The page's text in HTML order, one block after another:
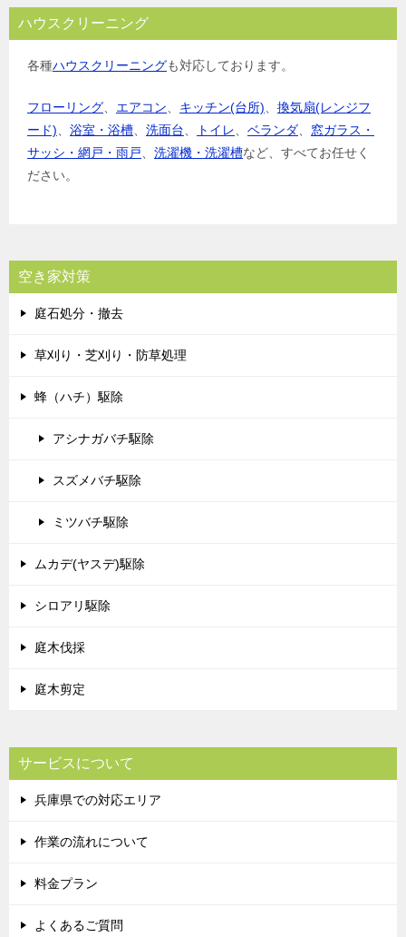
ハウスクリーニング
各種ハウスクリーニングも対応しております。
フローリング エアコン キッチン(台所)
換気扇(レンジフ
ード)
浴室・浴槽 洗面台 トイレ ベランダ
窓ガラス・
サッシ・網戸・雨戸
洗濯機・洗濯槽など、すべてお任せく
ださい。
空き家対策
庭石処分・撤去
草刈り・芝刈り・防草処理
蜂（ハチ）駆除
アシナガバチ駆除
スズメバチ駆除
ミツバチ駆除
ムカデ(ヤスデ)駆除
シロアリ駆除
庭木伐採
庭木剪定
サービスについて
兵庫県での対応エリア
作業の流れについて
料金プラン
よくあるご質問